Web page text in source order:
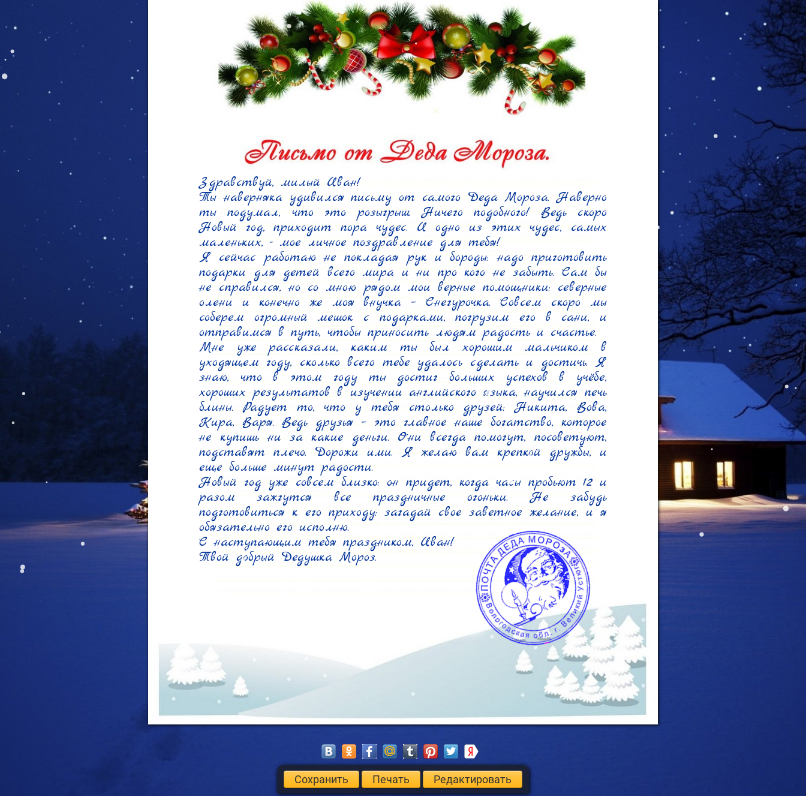
Здравствуй, милый Иван!
Ты наверняка удивился письму от самого Деда Мороза. Наверно
ты подумал, что это розыгрыш. Ничего подобного! Ведь скоро
Новый год, приходит пора чудес. И одно из этих чудес, самых
маленьких, - мое личное поздравление для тебя!
Я сейчас работаю не покладая рук и бороды: надо приготовить
подарки для детей всего мира и ни про кого не забыть. Сам бы
не справился, но со мною рядом мои верные помощники: северные
олени и конечно же моя внучка – Снегурочка. Совсем скоро мы
соберем огромный мешок с подарками, погрузим его в сани, и
отправимся в путь, чтобы приносить людям радость и счастье.
Мне уже рассказали, каким ты был хорошим мальчиком в
уходящем году, сколько всего тебе удалось сделать и достичь. Я
знаю, что в этом году ты достиг больших успехов в учёбе,
хороших результатов в изучении английского языка, научился печь
блины. Радует то, что у тебя столько друзей: Никита, Вова,
Кира, Варя. Ведь друзья – это главное наше богатство, которое
не купишь ни за какие деньги. Они всегда помогут, посоветуют,
подставят плечо. Дорожи ими. Я желаю вам крепкой дружбы, и
еще больше минут радости.
Новый год уже совсем близко: он придет, когда часы пробьют 12 и
разом зажгутся все праздничные огоньки. Не забудь
подготовиться к его приходу: загадай свое заветное желание, и я
обязательно его исполню.
С наступающим тебя праздником, Иван!
Твой добрый Дедушка Мороз.
Сохранить Печать Редактировать